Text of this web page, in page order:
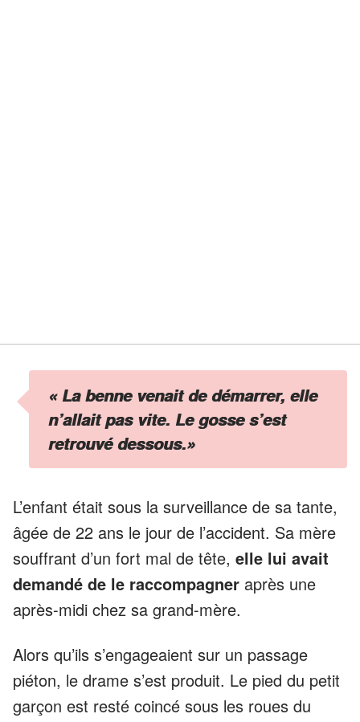
« La benne venait de démarrer, elle
n’allait pas vite. Le gosse s’est
retrouvé dessous.»
L’enfant était sous la surveillance de sa tante,
âgée de 22 ans le jour de l’accident. Sa mère
souffrant d’un fort mal de tête, elle lui avait
demandé de le raccompagner après une
après-midi chez sa grand-mère.
Alors qu’ils s’engageaient sur un passage
piéton, le drame s’est produit. Le pied du petit
garçon est resté coincé sous les roues du